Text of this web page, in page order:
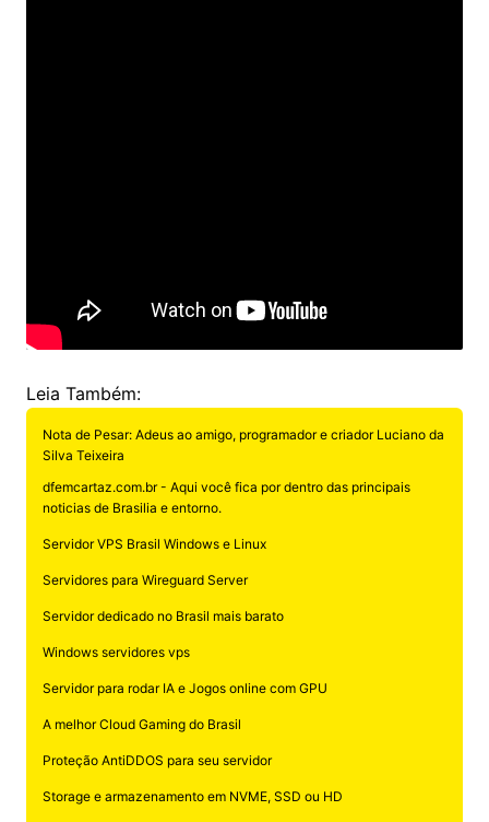
Leia Também:
Nota de Pesar: Adeus ao amigo, programador e criador Luciano da
Silva Teixeira
dfemcartaz.com.br - Aqui você fica por dentro das principais
noticias de Brasilia e entorno.
Servidor VPS Brasil Windows e Linux
Servidores para Wireguard Server
Servidor dedicado no Brasil mais barato
Windows servidores vps
Servidor para rodar IA e Jogos online com GPU
A melhor Cloud Gaming do Brasil
Proteção AntiDDOS para seu servidor
Storage e armazenamento em NVME, SSD ou HD